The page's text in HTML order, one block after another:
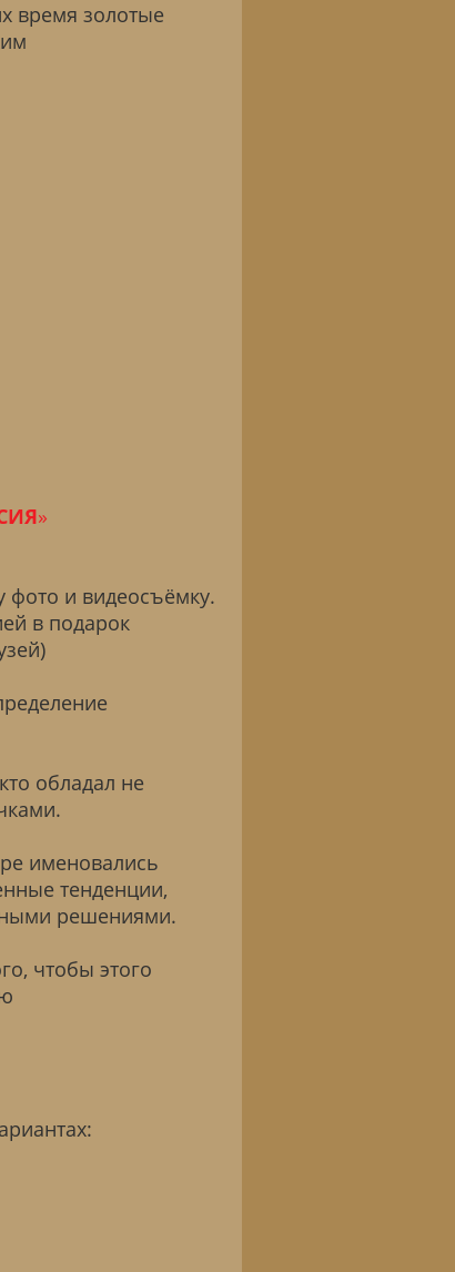
время золотые
»
фото и видеосъёмку.
в подарок
обладал не
именовались
тенденции,
решениями.
чтобы этого